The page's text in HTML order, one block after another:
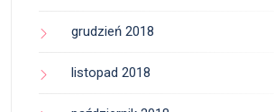
grudzień 2018
listopad 2018